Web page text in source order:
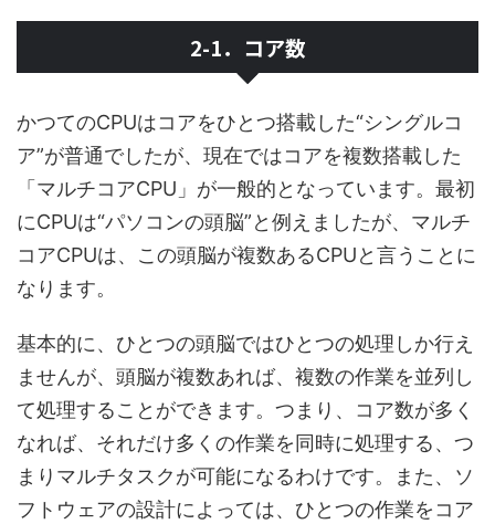
2-1．コア数
かつてのCPUはコアをひとつ搭載した“シングルコ
ア”が普通でしたが、現在ではコアを複数搭載した
「マルチコアCPU」が一般的となっています。最初
にCPUは“パソコンの頭脳”と例えましたが、マルチ
コアCPUは、この頭脳が複数あるCPUと言うことに
なります。
基本的に、ひとつの頭脳ではひとつの処理しか行え
ませんが、頭脳が複数あれば、複数の作業を並列し
て処理することができます。つまり、コア数が多く
なれば、それだけ多くの作業を同時に処理する、つ
まりマルチタスクが可能になるわけです。また、ソ
フトウェアの設計によっては、ひとつの作業をコア